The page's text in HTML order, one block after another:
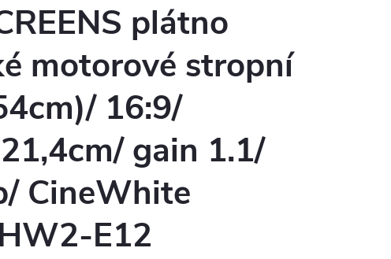
plátno
motorové stropní
16:9/
gain 1.1/
CineWhite
E12